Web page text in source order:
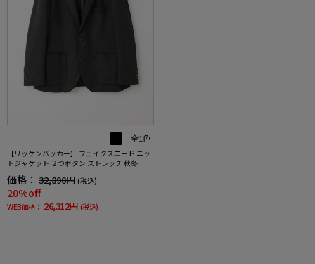
全1色
【リッケンバッカー】 フェイクスエード ニッ
トジャケット ２つボタン ストレッチ 秋冬
価格： 32,890円 (税込)
20%off
WEB価格： 26,312円 (税込)